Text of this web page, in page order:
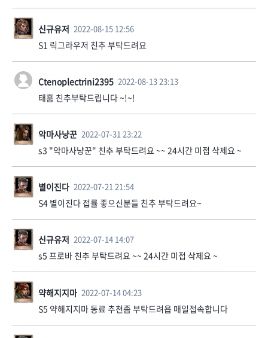
신규유저 2022-08-15 12:56
S1 릭그라우저 친추 부탁드려요
Ctenoplectrini2395 2022-08-13 23:13
태훔 친추부탁드립니다 ~!~!
악마사냥꾼 2022-07-31 23:22
s3 "악마사냥꾼" 친추 부탁드려요 ~~ 24시간 미접 삭제요 ~
별이진다 2022-07-21 21:54
S4 별이진다 접률 좋으신분들 친추 부탁드려요~
신규유저 2022-07-14 14:07
s5 프로바 친추 부탁드려요 ~~ 24시간 미접 삭제요 ~
약해지지마 2022-07-14 04:23
S5 약해지지마 동료 추천좀 부탁드려욥 매일접속합니다